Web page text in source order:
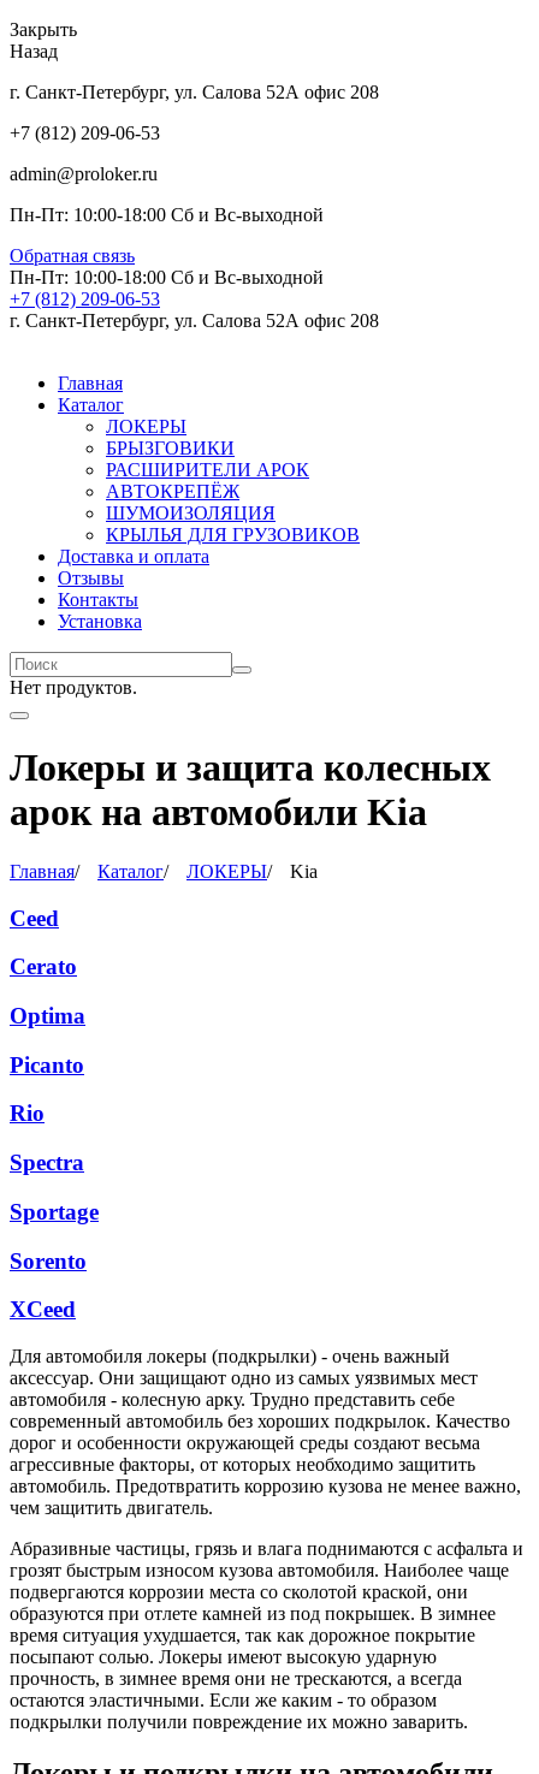
Закрыть
Назад
г. Санкт-Петербург, ул. Салова 52А офис 208
+7 (812) 209-06-53
admin@proloker.ru
Пн-Пт: 10:00-18:00 Сб и Вс-выходной
Обратная связь
Пн-Пт: 10:00-18:00 Сб и Вс-выходной
+7 (812) 209-06-53
г. Санкт-Петербург, ул. Салова 52А офис 208
Главная
Каталог
ЛОКЕРЫ
БРЫЗГОВИКИ
РАСШИРИТЕЛИ АРОК
АВТОКРЕПЁЖ
ШУМОИЗОЛЯЦИЯ
КРЫЛЬЯ ДЛЯ ГРУЗОВИКОВ
Доставка и оплата
Отзывы
Контакты
Установка
Нет продуктов.
Локеры и защита колесных
арок на автомобили Kia
Главная/ Каталог/ ЛОКЕРЫ/ Kia
Ceed
Cerato
Optima
Picanto
Rio
Spectra
Sportage
Sorento
XCeed
Для автомобиля локеры (подкрылки) - очень важный
аксессуар. Они защищают одно из самых уязвимых мест
автомобиля - колесную арку. Трудно представить себе
современный автомобиль без хороших подкрылок. Качество
дорог и особенности окружающей среды создают весьма
агрессивные факторы, от которых необходимо защитить
автомобиль. Предотвратить коррозию кузова не менее важно,
чем защитить двигатель.
Абразивные частицы, грязь и влага поднимаются с асфальта и
грозят быстрым износом кузова автомобиля. Наиболее чаще
подвергаются коррозии места со сколотой краской, они
образуются при отлете камней из под покрышек. В зимнее
время ситуация ухудшается, так как дорожное покрытие
посыпают солью. Локеры имеют высокую ударную
прочность, в зимнее время они не трескаются, а всегда
остаются эластичными. Если же каким - то образом
подкрылки получили повреждение их можно заварить.